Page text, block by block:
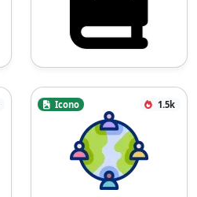
Icono 1.5k